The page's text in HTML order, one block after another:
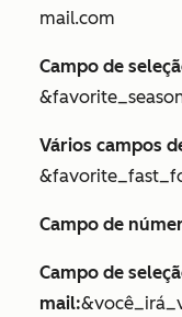
mail.com
Campo de
Vários campos
Campo de
Campo de
mail: